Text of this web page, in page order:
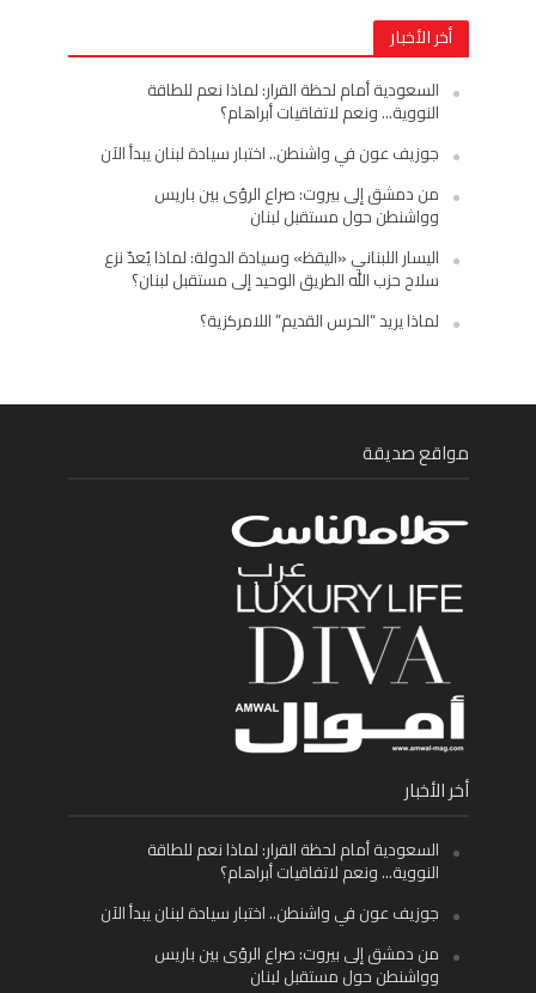
أخر الأخبار
السعودية أمام لحظة القرار: لماذا نعم للطاقة
النووية… ونعم لاتفاقيات أبراهام؟
جوزيف عون في واشنطن.. اختبار سيادة لبنان يبدأ الآن
من دمشق إلى بيروت: صراع الرؤى بين باريس
وواشنطن حول مستقبل لبنان
اليسار اللبناني «اليقظ» وسيادة الدولة: لماذا يُعدّ نزع
سلاح حزب الله الطريق الوحيد إلى مستقبل لبنان؟
لماذا يريد “الحرس القديم” اللامركزية؟
مواقع صديقة
أخر الأخبار
السعودية أمام لحظة القرار: لماذا نعم للطاقة
النووية… ونعم لاتفاقيات أبراهام؟
جوزيف عون في واشنطن.. اختبار سيادة لبنان يبدأ الآن
من دمشق إلى بيروت: صراع الرؤى بين باريس
وواشنطن حول مستقبل لبنان